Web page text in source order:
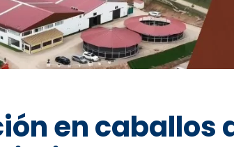
en caballos